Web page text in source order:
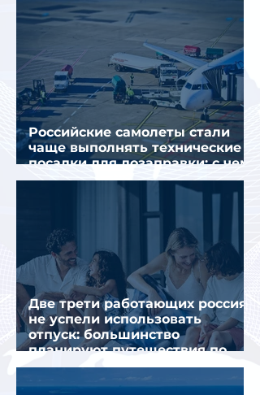
Российские самолеты стали
чаще выполнять технические
посадки для дозаправки: с чем
это связано
Две трети работающих россиян
не успели использовать
отпуск: большинство
планируют путешествия по
стране